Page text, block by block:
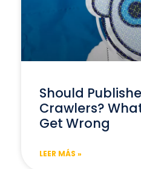
Should
Crawlers?
Get Wrong
LEER MÁS »